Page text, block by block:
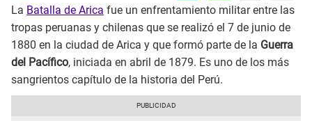
La Batalla de Arica fue un enfrentamiento militar entre las
tropas peruanas y chilenas que se realizó el 7 de junio de
1880 en la ciudad de Arica y que formó parte de la Guerra
del Pacífico, iniciada en abril de 1879. Es uno de los más
sangrientos capítulo de la historia del Perú.